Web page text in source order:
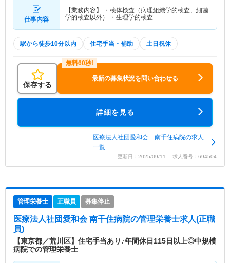
仕事内容
【業務内容】 ・検体検査（病理組織学的検査、細菌
学的検査以外） ・生理学的検査…
駅から徒歩10分以内 住宅手当・補助 土日祝休
保存する
最新の募集状況を問い合わせる
詳細を見る
医療法人社団愛和会 南千住病院の求人
一覧
更新日：2025/09/11 求人番号：694504
管理栄養士 正職員 募集停止
医療法人社団愛和会 南千住病院の管理栄養士求人(正職
員)
【東京都／荒川区】住宅手当あり♪年間休日115日以上◎中規模
病院での管理栄養士